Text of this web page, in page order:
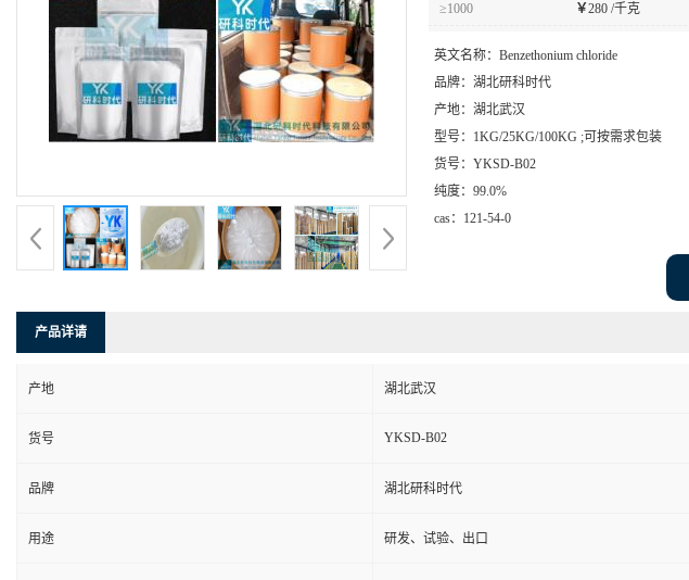
≥1000 ￥280 /千克
英文名称： Benzethonium chloride
品牌： 湖北研科时代
产地： 湖北武汉
型号： 1KG/25KG/100KG ;可按需求包装
货号： YKSD-B02
纯度： 99.0%
cas： 121-54-0
产品详请
产地 湖北武汉
货号 YKSD-B02
品牌 湖北研科时代
用途 研发、试验、出口